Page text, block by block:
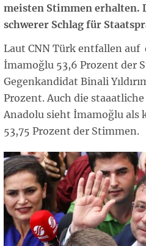
meisten Stimmen erhalten.
schwerer Schlag für
Laut CNN Türk entfallen
İmamoğlu 53,6 Prozent der
Gegenkandidat Binali
Prozent. Auch die
Anadolu sieht İmamoğlu als
53,75 Prozent der Stimmen.